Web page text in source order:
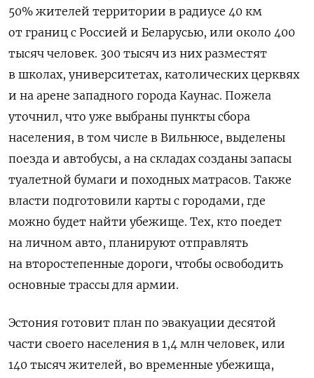
50% жителей территории в радиусе 40 км
от границ с Россией и Беларусью, или около 400
тысяч человек. 300 тысяч из них разместят
в школах, университетах, католических церквях
и на арене западного города Каунас. Пожела
уточнил, что уже выбраны пункты сбора
населения, в том числе в Вильнюсе, выделены
поезда и автобусы, а на складах созданы запасы
туалетной бумаги и походных матрасов. Также
власти подготовили карты с городами, где
можно будет найти убежище. Тех, кто поедет
на личном авто, планируют отправлять
на второстепенные дороги, чтобы освободить
основные трассы для армии.
Эстония готовит план по эвакуации десятой
части своего населения в 1,4 млн человек, или
140 тысяч жителей, во временные убежища,